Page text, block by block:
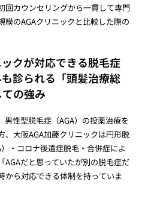
回カウンセリングから一貫して専門
模のAGAクリニックと比較した際の
クが対応できる脱毛症
診られる「頭髪治療総
の強み
男性型脱毛症（AGA）の投薬治療を
、大阪AGA加藤クリニックは円形脱
・コロナ後遺症脱毛・合併症によ
AGAだと思っていたが別の脱毛症だ
から対応できる体制を持っていま